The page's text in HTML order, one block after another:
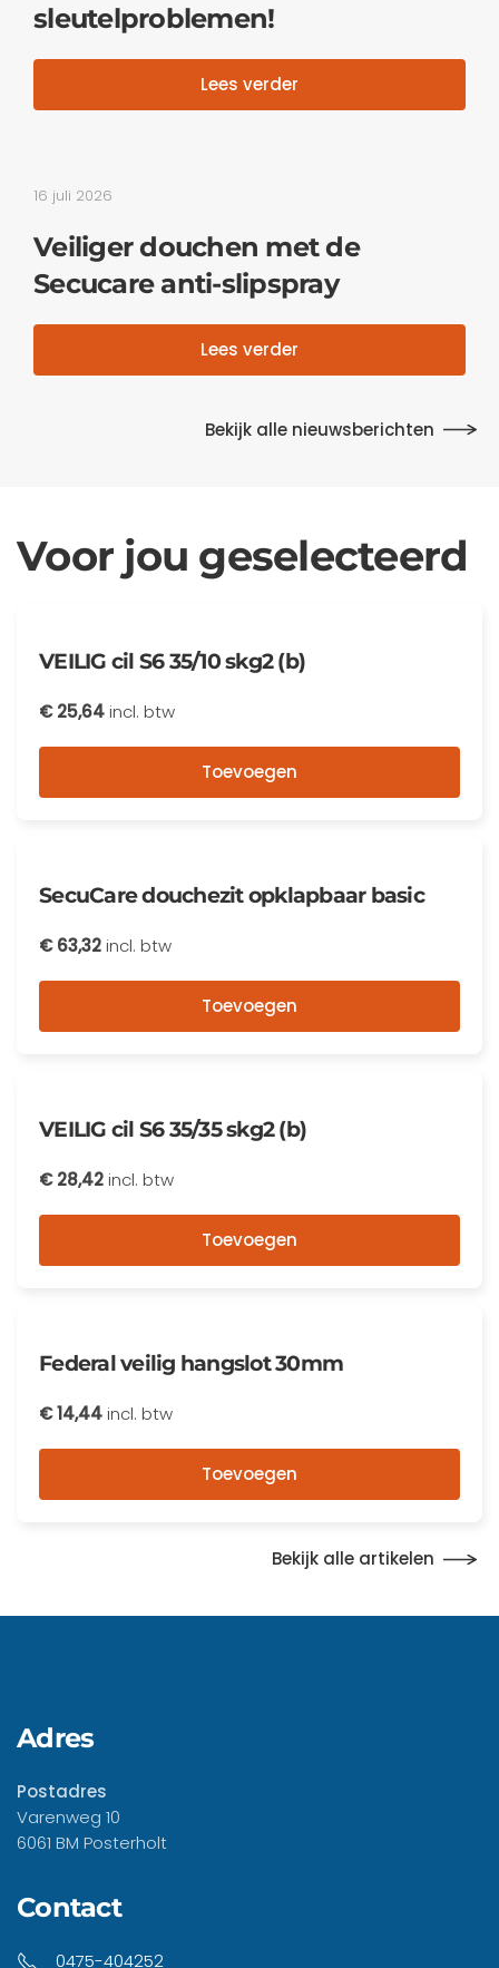
sleutelproblemen!
Lees verder
16 juli 2026
Veiliger douchen met de
Secucare anti-slipspray
Lees verder
Bekijk alle nieuwsberichten
Voor jou geselecteerd
VEILIG cil S6 35/10 skg2 (b)
€25,64incl. btw
Toevoegen
SecuCare douchezit opklapbaar basic
€63,32incl. btw
Toevoegen
VEILIG cil S6 35/35 skg2 (b)
€28,42incl. btw
Toevoegen
Federal veilig hangslot 30mm
€14,44incl. btw
Toevoegen
Bekijk alle artikelen
Adres
Postadres
Varenweg 10
6061 BM Posterholt
Contact
0475-404252